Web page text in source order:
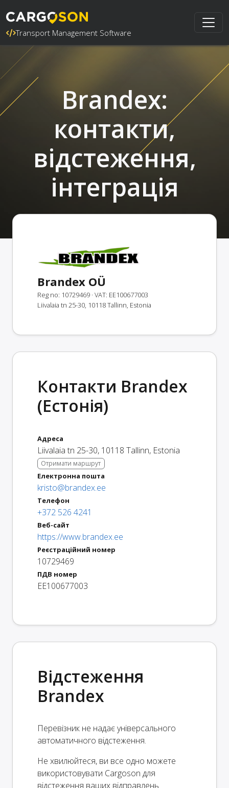
Transport Management Software
Brandex:
контакти,
відстеження,
інтеграція
Brandex OÜ
Reg no: 10729469 · VAT: EE100677003
Liivalaia tn 25-30, 10118 Tallinn, Estonia
Контакти Brandex
(Естонія)
Адреса
Liivalaia tn 25-30, 10118 Tallinn, Estonia
Отримати маршрут
Електронна пошта
kristo@brandex.ee
Телефон
+372 526 4241
Веб-сайт
https://www.brandex.ee
Реєстраційний номер
10729469
ПДВ номер
EE100677003
Відстеження
Brandex
Перевізник не надає універсального
автоматичного відстеження.
Не хвилюйтеся, ви все одно можете
використовувати Cargoson для
відстеження ваших відправлень